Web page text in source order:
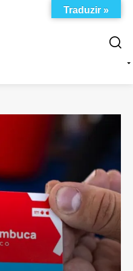
Traduzir »